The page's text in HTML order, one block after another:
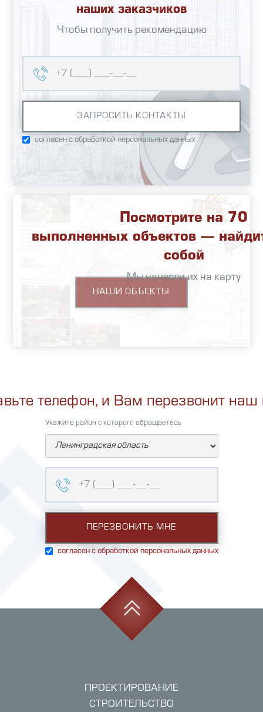
наших заказчиков
Чтобы получить рекомендацию
согласен с обработкой персональных данных
Посмотрите на 70
выполненных объектов —
собой
Мы нанесли их на карту
НАШИ ОБЪЕКТЫ
телефон, и Вам перезвонит наш
Укажите район с которого обращаетесь
согласен с обработкой персональных данных
ПРОЕКТИРОВАНИЕ
СТРОИТЕЛЬСТВО